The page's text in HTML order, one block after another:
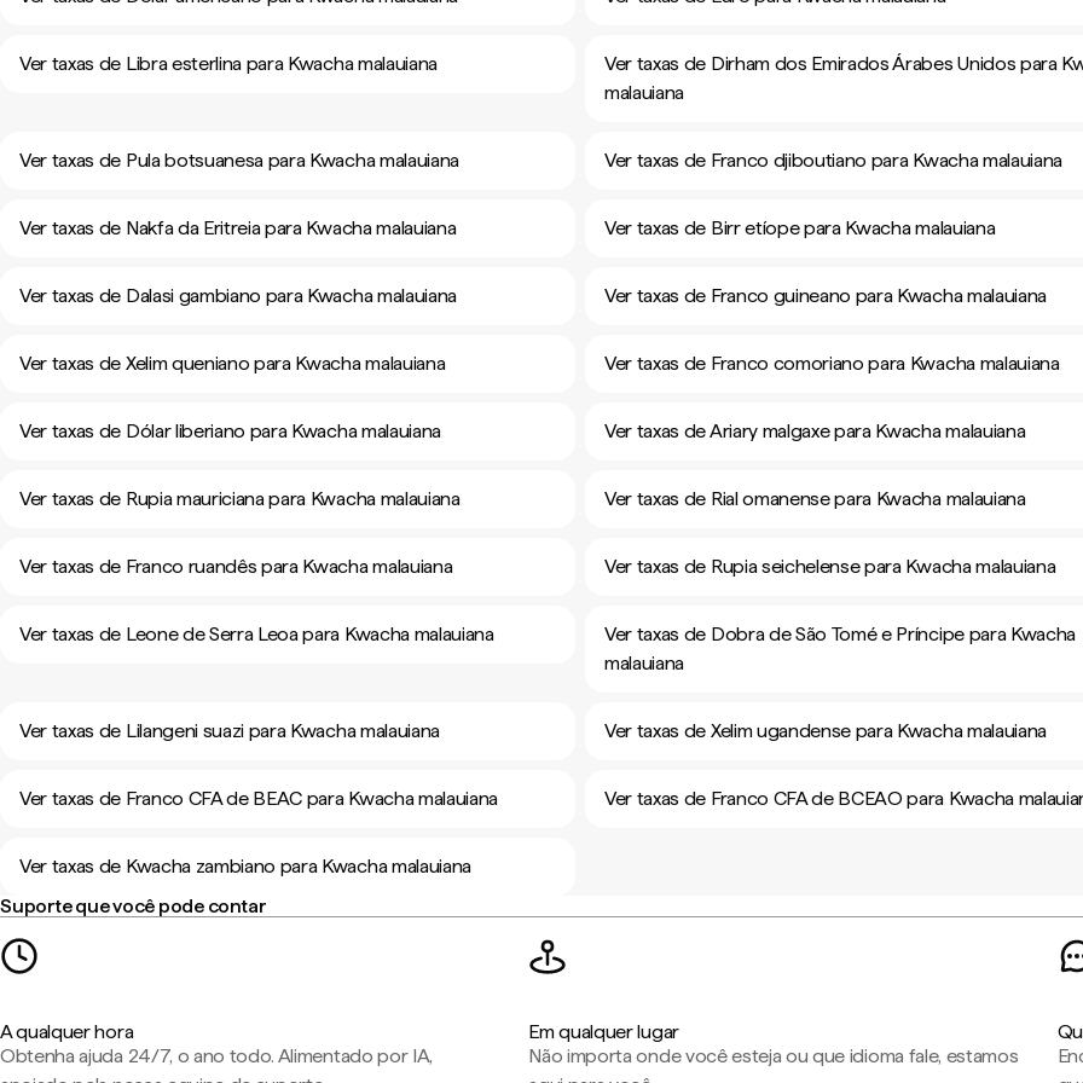
Ver taxas de Libra esterlina para Kwacha malauiana
Ver taxas de Dirham dos Emirados Árabes Unidos para
malauiana
Ver taxas de Pula botsuanesa para Kwacha malauiana Ver taxas de Franco djiboutiano para Kwacha malauiana
Ver taxas de Nakfa da Eritreia para Kwacha malauiana Ver taxas de Birr etíope para Kwacha malauiana
Ver taxas de Dalasi gambiano para Kwacha malauiana Ver taxas de Franco guineano para Kwacha malauiana
Ver taxas de Xelim queniano para Kwacha malauiana Ver taxas de Franco comoriano para Kwacha malauiana
Ver taxas de Dólar liberiano para Kwacha malauiana Ver taxas de Ariary malgaxe para Kwacha malauiana
Ver taxas de Rupia mauriciana para Kwacha malauiana Ver taxas de Rial omanense para Kwacha malauiana
Ver taxas de Franco ruandês para Kwacha malauiana Ver taxas de Rupia seichelense para Kwacha malauiana
Ver taxas de Leone de Serra Leoa para Kwacha malauiana
Ver taxas de Dobra de São Tomé e Príncipe para Kwacha
malauiana
Ver taxas de Lilangeni suazi para Kwacha malauiana Ver taxas de Xelim ugandense para Kwacha malauiana
Ver taxas de Franco CFA de BEAC para Kwacha malauiana Ver taxas de Franco CFA de BCEAO para Kwacha
Ver taxas de Kwacha zambiano para Kwacha malauiana
Suporte que você pode contar
A qualquer hora
Obtenha ajuda 24/7, o ano todo. Alimentado por IA,
Em qualquer lugar
Não importa onde você esteja ou que idioma fale, estamos